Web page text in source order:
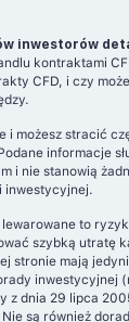
inwestorów
kontraktami
CFD, i czy
i możesz stracić
informacje
i nie stanowią
inwestycyjnej.
to
szybką utratę
stronie mają
inwestycyjnej
z dnia 29 lipca
są również